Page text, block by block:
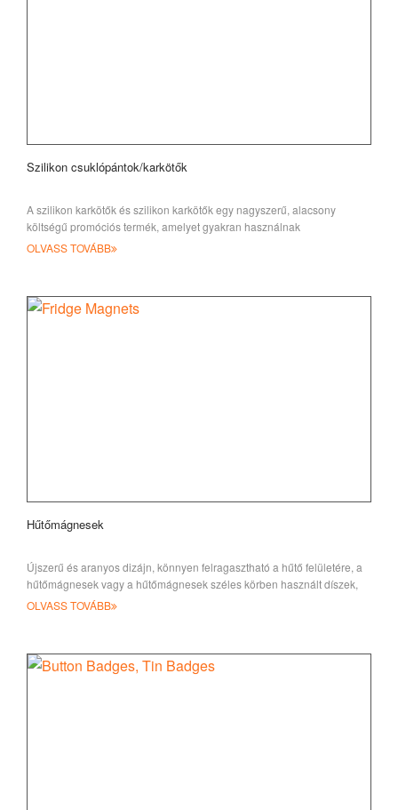
Szilikon csuklópántok/karkötők
A szilikon karkötők és szilikon karkötők egy nagyszerű, alacsony
költségű promóciós termék, amelyet gyakran használnak
adománygyűjtésre, célokra, rendezvényekre és c
OLVASS TOVÁBB
Hűtőmágnesek
Újszerű és aranyos dizájn, könnyen felragasztható a hűtő felületére, a
hűtőmágnesek vagy a hűtőmágnesek széles körben használt díszek,
jöjjenek
OLVASS TOVÁBB